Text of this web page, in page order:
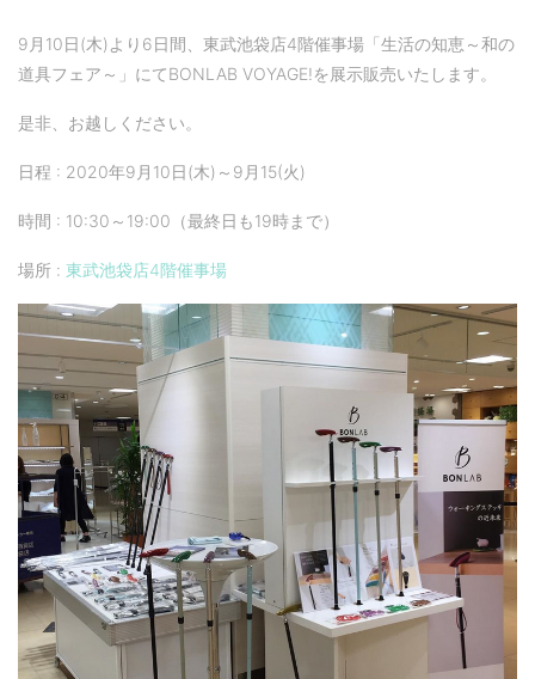
9月10日(木)より6日間、東武池袋店4階催事場「生活の知恵～和の
道具フェア～」にてBONLAB VOYAGE!を展示販売いたします。
是非、お越しください。
日程 : 2020年9月10日(木)～9月15(火)
時間 : 10:30～19:00（最終日も19時まで）
場所 : 東武池袋店4階催事場